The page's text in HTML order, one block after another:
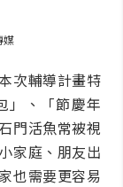
媒
次輔導計畫特
」、「節慶年
門活魚常被視
家庭、朋友出
也需要更容易